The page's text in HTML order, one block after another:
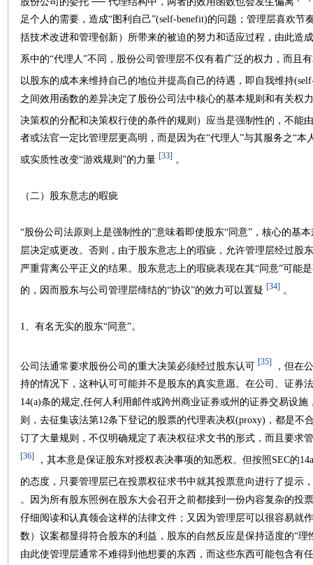
足个人的需要，造成“图利自己”(self-benefit)的问题；管理层喜欢
括技术改进和管理创新）所带来的被迫的努力和适应过程，由此造
系中的“代理人”不同，股份公司管理层不仅有着广泛的权力，而且
以股东的成本来维持自己的地位并提高自己的待遇，即自我维持
之间效用函数的差异决定了股份公司法中核心的基本规则和有关权
决策权的分配和决策权行使的条件的规则）应当是强制性的，不能
者或法官一定比管理层更高明，而是因为在“代理人”与其服务之“
或实质性改变“游戏规则”的力量 [33] 。
（二）股东意志的暇疵
“股份公司法原则上是强制性的”意味着即使股东“同意”，核心的基
层决定或更改。否则，由于股东意志上的瑕疵，允许管理层经过股
严重背离公平正义的结果。股东意志上的瑕疵表现在其“同意”可能
的，因而股东与公司管理层缔结的“协议”的效力可以置疑 [34] 。
1、有名无实的股东“同意”。
公司法通常要求股份公司的重大决策必须经过股东认可 [35]
，但在
持的情况下，这种认可可能并不是股东的真实意愿。在公司、证券
14(a)条的规定,任何人利用邮件或跨州商业证券或州的证券交易设
则，去征集该法第12条下登记的股票的代理表决权(proxy)，都是不
订了大量规则，不仅明确规定了表决权征求文书的形式，而且要求
[36] ，其本意是保证股东对授权表决事项的知悉权。但按照SEC的
的态度，只要管理层已在投票权征求书中就其投票意向进行了提示
。因为所有股东照例在股东大会召开之前都接到一份内容复杂的投
仔细阅读和认真领会这样的法律文件；又因为管理层可以很容易就
数）议案都显得符合股东的利益，股东的自然反应是保持适度的“
由此使管理层通常不难得到他想要的东西，而这些东西可能包含有